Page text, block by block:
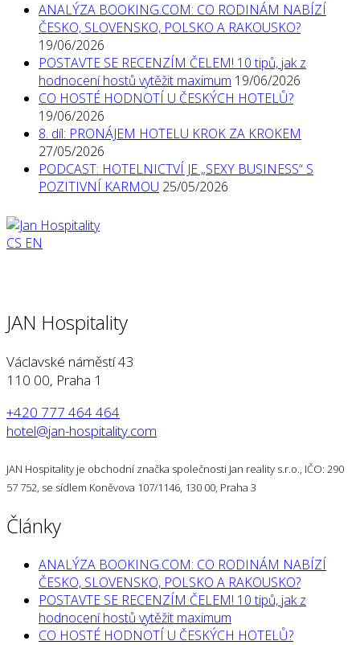
ANALÝZA BOOKING.COM: CO RODINÁM NABÍZÍ
ČESKO, SLOVENSKO, POLSKO A RAKOUSKO?
19/06/2026
POSTAVTE SE RECENZÍM ČELEM! 10 tipů, jak z
hodnocení hostů vytěžit maximum 19/06/2026
CO HOSTÉ HODNOTÍ U ČESKÝCH HOTELŮ?
19/06/2026
8. díl: PRONÁJEM HOTELU KROK ZA KROKEM
27/05/2026
PODCAST: HOTELNICTVÍ JE „SEXY BUSINESS“ S
POZITIVNÍ KARMOU 25/05/2026
CS EN
JAN Hospitality
Václavské náměstí 43
110 00, Praha 1
+420 777 464 464
hotel@jan-hospitality.com
JAN Hospitality je obchodní značka společnosti Jan reality s.r.o., IČO: 290
57 752, se sídlem Koněvova 107/1146, 130 00, Praha 3
Články
ANALÝZA BOOKING.COM: CO RODINÁM NABÍZÍ
ČESKO, SLOVENSKO, POLSKO A RAKOUSKO?
POSTAVTE SE RECENZÍM ČELEM! 10 tipů, jak z
hodnocení hostů vytěžit maximum
CO HOSTÉ HODNOTÍ U ČESKÝCH HOTELŮ?